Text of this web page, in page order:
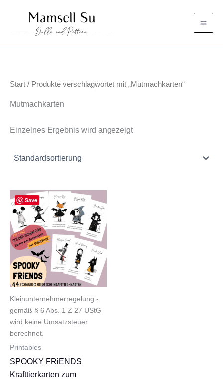
springen
Start / Produkte verschlagwortet mit „Mutmachkarten“
Mutmachkarten
Einzelnes Ergebnis wird angezeigt
Kleinunternehmerregelung -
gemäß § 6 Abs. 1 Z 27 UStG
wird keine Umsatzsteuer
berechnet.
Printables
SPOOKY FRiENDS
Krafttierkarten zum
Save